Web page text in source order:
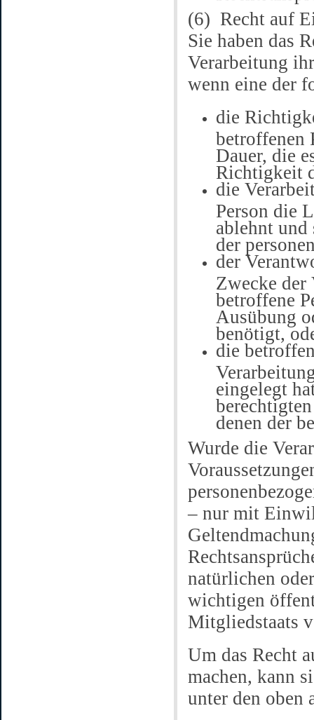
(6) Recht auf
Sie haben das
Verarbeitung
wenn eine der
die
betroffenen
Dauer, die
Richtigkeit
die
Person die
ablehnt und
der
der
Zwecke der
betroffene
Ausübung
benötigt,
die
eingelegt
denen der
Wurde die
– nur mit
natürlichen
wichtigen
Mitgliedstaats
Um das Recht
machen, kann
unter den oben